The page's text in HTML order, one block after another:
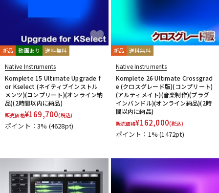
新品 動画あり 送料無料
Native Instruments
Komplete 15 Ultimate Upgrade f
or Kselect (ネイティブインストル
メンツ)(コンプリート)(オンライン納
品)(2時間以内に納品)
販売価格¥169,700(税込)
ポイント：3% (4628pt)
新品 送料無料
Native Instruments
Komplete 26 Ultimate Crossgrad
e (クロスグレード版)(コンプリート)
(アルティメイト)(音楽制作)(プラグ
インバンドル)(オンライン納品)(2時
間以内に納品)
販売価格¥162,000(税込)
ポイント：1%(1472pt)